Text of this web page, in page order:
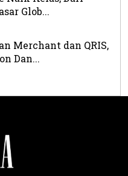
Glob...
Merchant dan QRIS,
Dan...